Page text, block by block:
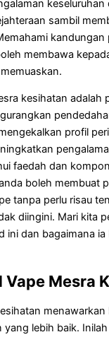
keseluruhan
sambil
kandungan
membawa
kesihatan adalah
profil
faedah dan
boleh membuat
tanpa perlu risau
diingini. Mari kita
ini dan bagaimana
Vape Mesra
menawarkan
yang lebih baik.